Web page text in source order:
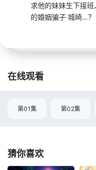
求他的妹妹生下接
的婚姻骗子‧城崎…
在线观看
第01集 第02集
猜你喜欢